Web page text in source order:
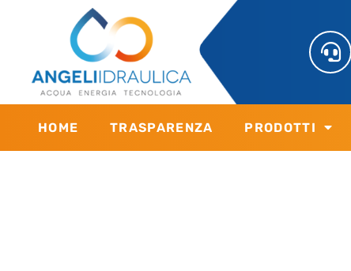
HOME TRASPARENZA PRODOTTI